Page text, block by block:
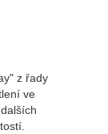
z řady
ve